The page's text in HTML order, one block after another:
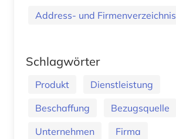
Address- und Firmenverzeichnis
Schlagwörter
Produkt
Dienstleistung
Beschaffung
Bezugsquelle
Unternehmen
Firma